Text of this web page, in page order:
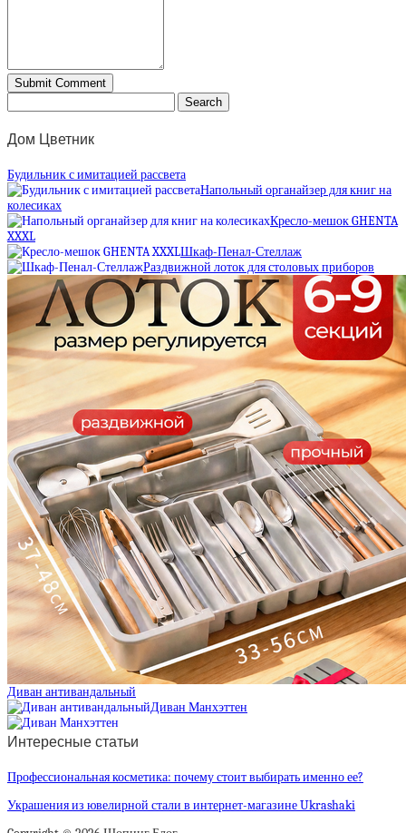
Дом Цветник
Будильник с имитацией рассвета
Напольный органайзер для книг на
колесиках
Кресло-мешок GHENTA
XXXL
Шкаф-Пенал-Стеллаж
Раздвижной лоток для столовых приборов
Диван антивандальный
Диван Манхэттен
Интересные статьи
Профессиональная косметика: почему стоит выбирать именно ее?
Украшения из ювелирной стали в интернет-магазине Ukrashaki